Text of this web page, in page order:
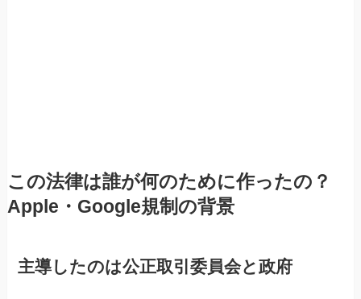
この法律は誰が何のために作ったの？
Apple・Google規制の背景
主導したのは公正取引委員会と政府